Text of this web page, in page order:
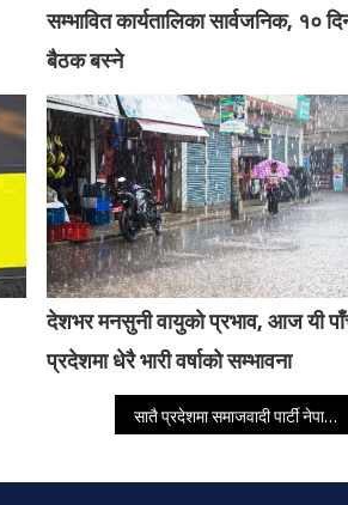
सम्भावित कार्यतालिका सार्वजनिक, १०
बैठक बस्ने
देशभर मनसुनी वायुको प्रभाव, आज यी
प्रदेशमा धेरै भारी वर्षाको सम्भावना
सातै प्रदेशमा समाजवादी पार्टी नेपालको प्रतिनिधित्वो हुने – लालबाबु रावत